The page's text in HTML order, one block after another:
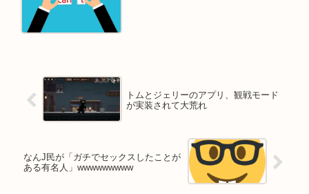
Powered by livedoor 相互RSS
トムとジェリーのアプリ、観戦モード
が実装されて大荒れ
なんJ民が「ガチでセックスしたことが
ある有名人」www‌www‌www